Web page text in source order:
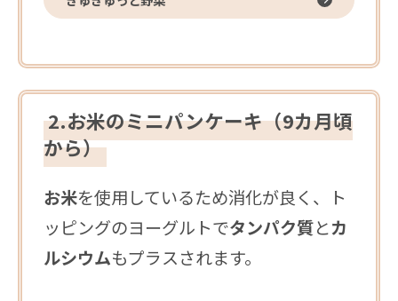
2.お米のミニパンケーキ（9カ月頃
から）
お米を使用しているため消化が良く、ト
ッピングのヨーグルトでタンパク質とカ
ルシウムもプラスされます。